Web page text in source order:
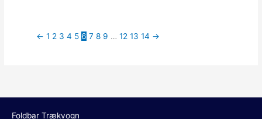
← 1 2 3 4 5 6 7 8 9 … 12 13 14 →
Foldbar Trækvogn